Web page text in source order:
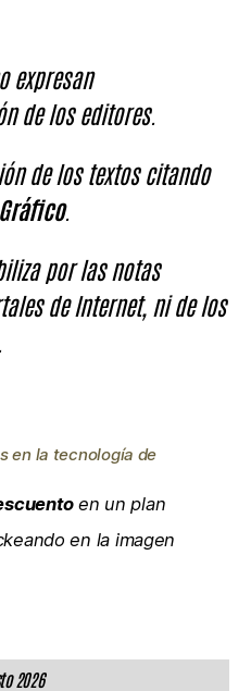
expresan
de los editores.
de los textos citando
.
por las notas
de Internet, ni de los
en la tecnología de
en un plan
en la imagen
2026